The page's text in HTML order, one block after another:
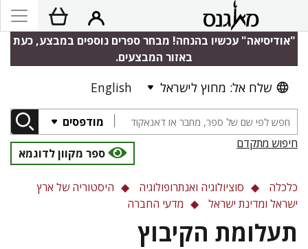
"אודיסיאה" עכשיו בהנחה! מבחר ספרים נוספים במבצע, כעת
באזור המבצעים.
שלח אל: מחוץ לישראל English
מודפסים
חיפוש מתקדם
ספר מקוון לדוגמא
כלכלה סוציולוגיה ואנתרופולוגיה
היסטוריה של ארץ
ישראל ומדינת ישראל
מדעי החברה
תעלומת הקיבוץ